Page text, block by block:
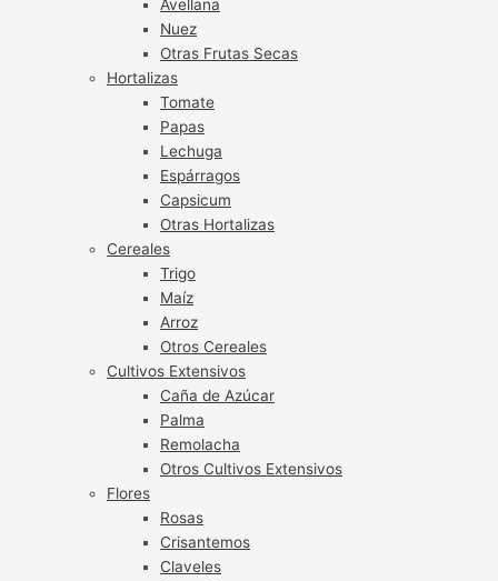
Avellana
Nuez
Otras Frutas Secas
Hortalizas
Tomate
Papas
Lechuga
Espárragos
Capsicum
Otras Hortalizas
Cereales
Trigo
Maíz
Arroz
Otros Cereales
Cultivos Extensivos
Caña de Azúcar
Palma
Remolacha
Otros Cultivos Extensivos
Flores
Rosas
Crisantemos
Claveles